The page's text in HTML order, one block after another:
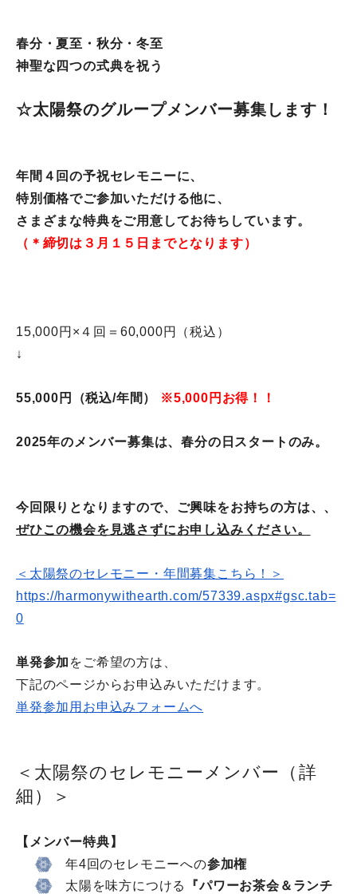
春分・夏至・秋分・冬至
神聖な四つの式典を祝う
☆太陽祭のグループメンバー募集します！
年間４回の予祝セレモニーに、
特別価格でご参加いただける他に、
さまざまな特典をご用意してお待ちしています。
（＊締切は３月１５日までとなります）
15,000円×４回＝60,000円（税込）
↓
55,000円（税込/年間） ※5,000円お得！！
2025年のメンバー募集は、春分の日スタートのみ。
今回限りとなりますので、
ご興味をお持ちの方は、、
ぜひこの機会を見逃さずにお申し込みください。
＜太陽祭のセレモニー・年間募集こちら！＞
https://harmonywithearth.com/57339.aspx#gsc.tab=
0
単発参加 をご希望の方は、
下記のページからお申込みいただけます。
単発参加用お申込みフォームへ
＜太陽祭のセレモニーメンバー（詳
細）＞
【メンバー特典】
年4回のセレモニーへの参加権
太陽を味方につける
『パワーお茶会＆ランチ